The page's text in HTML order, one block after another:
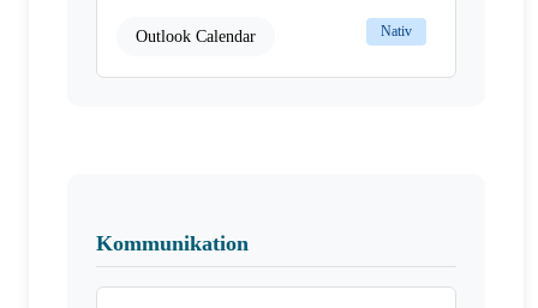
Outlook Calendar Nativ
Kommunikation